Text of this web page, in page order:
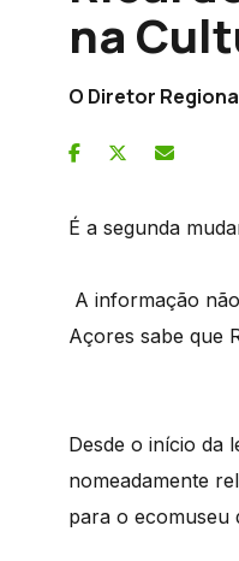
na
O Diretor
É a segunda
A informação
Açores sabe que
Desde o início da
nomeadamente
para o ecomuseu